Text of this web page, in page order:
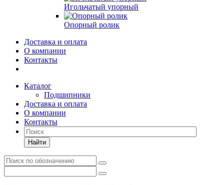
Игольчатый упорный
Опорный ролик
Доставка и оплата
О компании
Контакты
Каталог
Подшипники
Доставка и оплата
О компании
Контакты
Найти